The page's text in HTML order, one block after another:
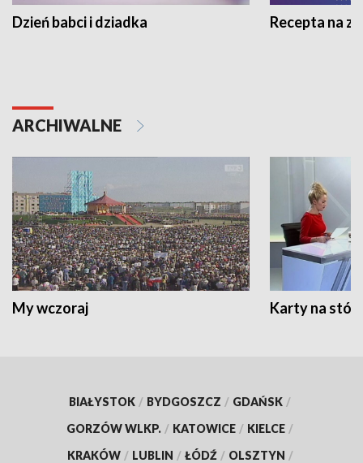
Dzień babci i dziadka Recepta na
ARCHIWALNE
My wczoraj Karty na
BIAŁYSTOK / BYDGOSZCZ / GDAŃSK /
GORZÓW WLKP. / KATOWICE / KIELCE /
KRAKÓW / LUBLIN / ŁÓDŹ / OLSZTYN /